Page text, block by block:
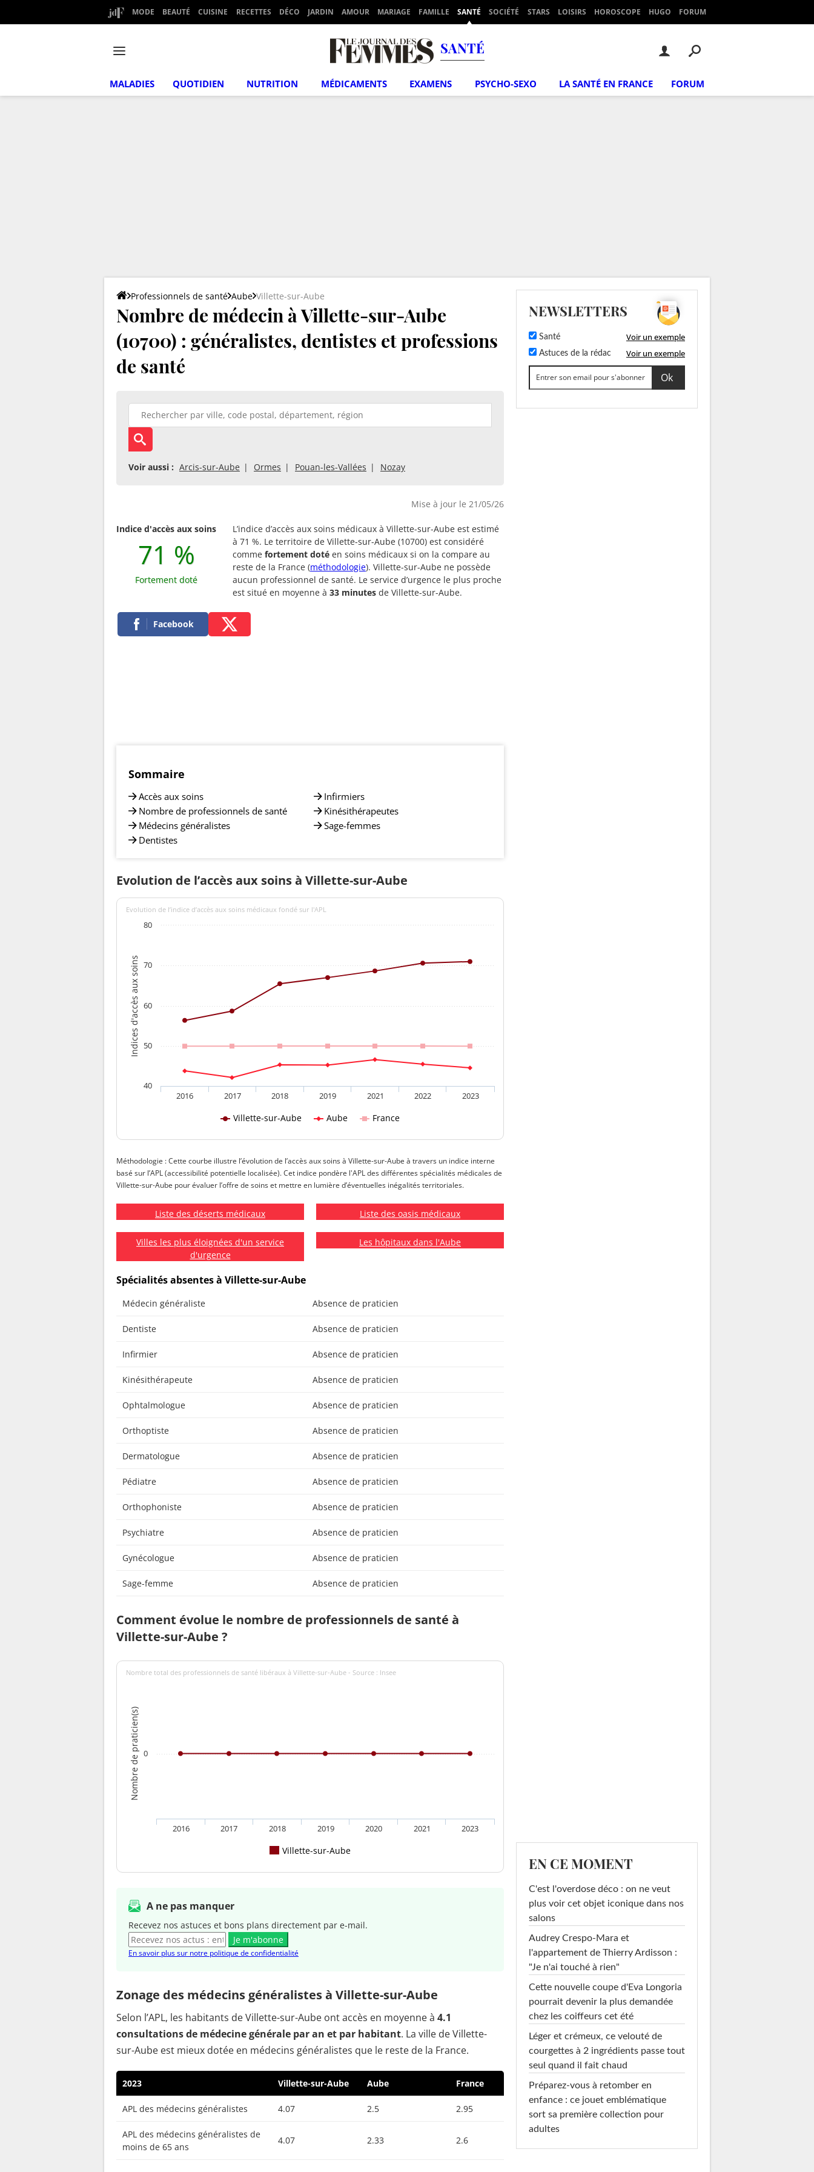
MODE BEAUTÉ CUISINE RECETTES DÉCO JARDIN AMOUR MARIAGE FAMILLE SANTÉ SOCIÉTÉ STARS LOISIRS HOROSCOPE HUGO FORUM
SANTÉ
MALADIES QUOTIDIEN NUTRITION MÉDICAMENTS EXAMENS PSYCHO-SEXO LA SANTÉ EN FRANCE FORUM
Professionnels de santé Aube Villette-sur-Aube
Nombre de médecin à Villette-sur-Aube
(10700) : généralistes, dentistes et professions
de santé
Voir aussi : Arcis-sur-Aube Ormes Pouan-les-Vallées Nozay
Mise à jour le 21/05/26
Indice d'accès aux soins
71 %
Fortement doté
L’indice d’accès aux soins médicaux à Villette-sur-Aube est estimé
à 71 %. Le territoire de Villette-sur-Aube (10700) est considéré
comme fortement doté en soins médicaux si on la compare au
reste de la France (méthodologie). Villette-sur-Aube ne possède
aucun professionnel de santé. Le service d’urgence le plus proche
est situé en moyenne à 33 minutes de Villette-sur-Aube.
Facebook
Sommaire
Accès aux soins
Nombre de professionnels de santé
Médecins généralistes
Dentistes
Infirmiers
Kinésithérapeutes
Sage-femmes
Evolution de l’accès aux soins à Villette-sur-Aube
Indices d'accès aux soins
Evolution de l’indice d’accès aux soins médicaux fondé sur l'APL
Villette-sur-Aube Aube France
2016 2017 2018 2019 2021 2022 2023
40
50
60
70
80
Méthodologie : Cette courbe illustre l’évolution de l’accès aux soins à Villette-sur-Aube à travers un indice interne
basé sur l’APL (accessibilité potentielle localisée). Cet indice pondère l'APL des différentes spécialités médicales de
Villette-sur-Aube pour évaluer l’offre de soins et mettre en lumière d’éventuelles inégalités territoriales.
Liste des déserts médicaux Liste des oasis médicaux
Villes les plus éloignées d'un service
d'urgence
Les hôpitaux dans l'Aube
Spécialités absentes à Villette-sur-Aube
Médecin généraliste Absence de praticien
Dentiste Absence de praticien
Infirmier Absence de praticien
Kinésithérapeute Absence de praticien
Ophtalmologue Absence de praticien
Orthoptiste Absence de praticien
Dermatologue Absence de praticien
Pédiatre Absence de praticien
Orthophoniste Absence de praticien
Psychiatre Absence de praticien
Gynécologue Absence de praticien
Sage-femme Absence de praticien
Comment évolue le nombre de professionnels de santé à
Villette-sur-Aube ?
Nombre de praticien(s)
Nombre total des professionnels de santé libéraux à Villette-sur-Aube - Source : Insee
Villette-sur-Aube
2016 2017 2018 2019 2020 2021 2023
0
A ne pas manquer
Recevez nos astuces et bons plans directement par e-mail.
Je m'abonne
En savoir plus sur notre politique de confidentialité
Zonage des médecins généralistes à Villette-sur-Aube
Selon l’APL, les habitants de Villette-sur-Aube ont accès en moyenne à 4.1
consultations de médecine générale par an et par habitant. La ville de Villette-
sur-Aube est mieux dotée en médecins généralistes que le reste de la France.
2023 Villette-sur-Aube Aube France
APL des médecins généralistes 4.07 2.5 2.95
APL des médecins généralistes de
moins de 65 ans
4.07 2.33 2.6
NEWSLETTERS
Santé Voir un exemple
Astuces de la rédac Voir un exemple
EN CE MOMENT
C'est l'overdose déco : on ne veut
plus voir cet objet iconique dans nos
salons
Audrey Crespo-Mara et
l'appartement de Thierry Ardisson :
"Je n'ai touché à rien"
Cette nouvelle coupe d'Eva Longoria
pourrait devenir la plus demandée
chez les coiffeurs cet été
Léger et crémeux, ce velouté de
courgettes à 2 ingrédients passe tout
seul quand il fait chaud
Préparez-vous à retomber en
enfance : ce jouet emblématique
sort sa première collection pour
adultes